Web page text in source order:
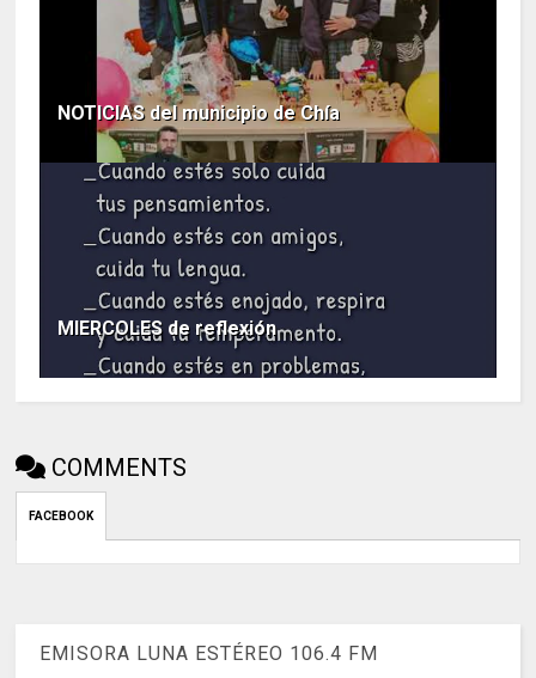
NOTICIAS del municipio de Chía
MIERCOLES de reflexión
COMMENTS
FACEBOOK
EMISORA LUNA ESTÉREO 106.4 FM